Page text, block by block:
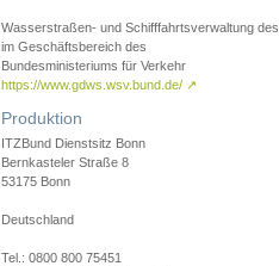
Wasserstraßen- und Schifffahrtsverwaltung
im Geschäftsbereich des
Bundesministeriums für Verkehr
https://www.gdws.wsv.bund.de/ ↗
Produktion
ITZBund Dienstsitz Bonn
Bernkasteler Straße 8
53175 Bonn
Deutschland
Tel.: 0800 800 75451